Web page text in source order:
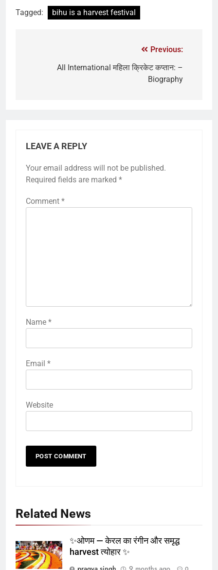
Tagged: bihu is a harvest festival
Previous:
All International महिला क्रिकेट कप्तान: –
Biography
LEAVE A REPLY
Your email address will not be published.
Required fields are marked *
Comment *
Name *
Email *
Website
Related News
✨ओणम — केरल का रंगीन और समृद्ध
harvest त्योहार ✨